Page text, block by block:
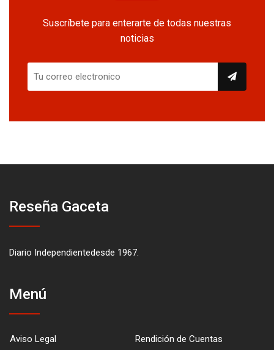
Suscríbete para enterarte de todas nuestras
noticias
Reseña Gaceta
Diario Independientedesde 1967.
Menú
Aviso Legal
Rendición de Cuentas